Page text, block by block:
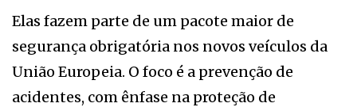
Elas fazem parte de um pacote maior de
segurança obrigatória nos novos veículos da
União Europeia. O foco é a prevenção de
acidentes, com ênfase na proteção de